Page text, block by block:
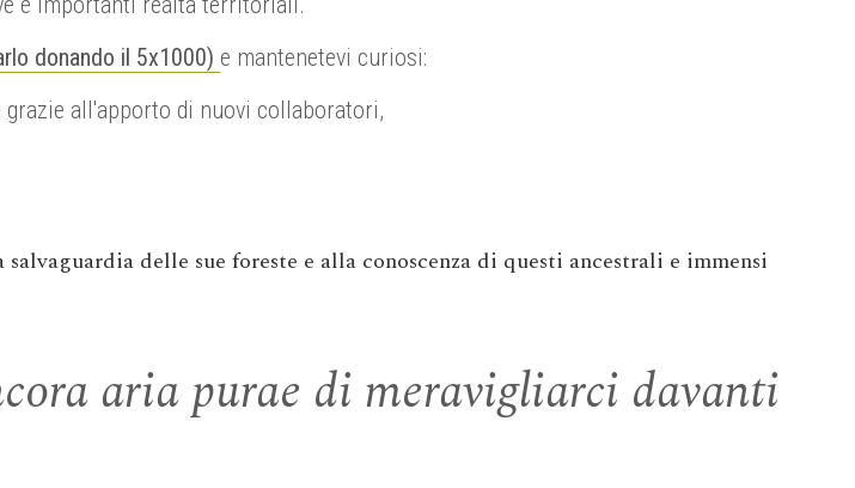
donando il 5x1000) e mantenetevi curiosi:
all'apporto di nuovi collaboratori,
delle sue foreste e alla conoscenza di questi ancestrali e immensi
aria purae di meravigliarci davanti